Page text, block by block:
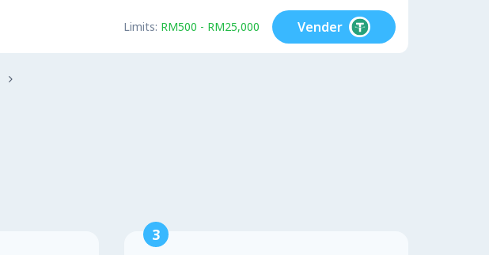
Limits: RM500 - RM25,000 Vender

3